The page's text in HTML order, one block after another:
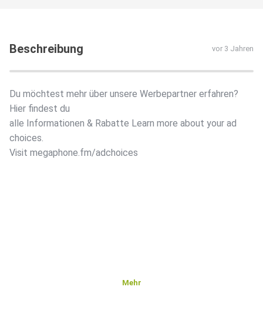
Beschreibung vor 3 Jahren
Du möchtest mehr über unsere Werbepartner erfahren?
Hier findest du
alle Informationen & Rabatte Learn more about your ad
choices.
Visit megaphone.fm/adchoices
Mehr